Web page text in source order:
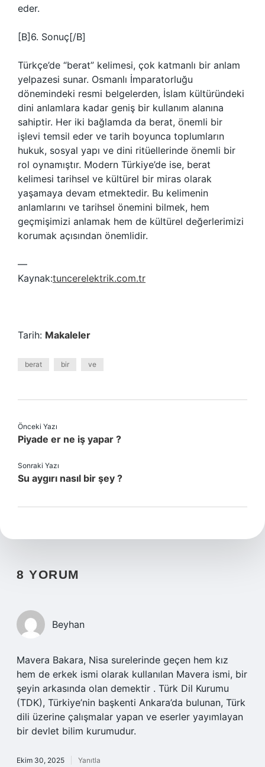
eder.
[B]6. Sonuç[/B]
Türkçe’de “berat” kelimesi, çok katmanlı bir anlam
yelpazesi sunar. Osmanlı İmparatorluğu
dönemindeki resmi belgelerden, İslam kültüründeki
dini anlamlara kadar geniş bir kullanım alanına
sahiptir. Her iki bağlamda da berat, önemli bir
işlevi temsil eder ve tarih boyunca toplumların
hukuk, sosyal yapı ve dini ritüellerinde önemli bir
rol oynamıştır. Modern Türkiye’de ise, berat
kelimesi tarihsel ve kültürel bir miras olarak
yaşamaya devam etmektedir. Bu kelimenin
anlamlarını ve tarihsel önemini bilmek, hem
geçmişimizi anlamak hem de kültürel değerlerimizi
korumak açısından önemlidir.
—
Kaynak:tuncerelektrik.com.tr
Tarih: Makaleler
berat bir ve
Önceki Yazı
Piyade er ne iş yapar ?
Sonraki Yazı
Su aygırı nasıl bir şey ?
8 YORUM
Beyhan
Mavera Bakara, Nisa surelerinde geçen hem kız
hem de erkek ismi olarak kullanılan Mavera ismi, bir
şeyin arkasında olan demektir . Türk Dil Kurumu
(TDK), Türkiye’nin başkenti Ankara’da bulunan, Türk
dili üzerine çalışmalar yapan ve eserler yayımlayan
bir devlet bilim kurumudur.
Ekim 30, 2025 Yanıtla